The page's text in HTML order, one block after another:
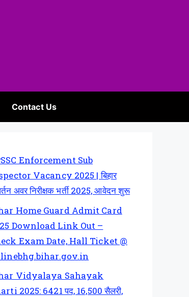
Contact Us
Enforcement Sub
Vacancy 2025 | बिहार
अवर निरीक्षक भर्ती 2025, आवेदन शुरू
Home Guard Admit Card
Download Link Out –
Exam Date, Hall Ticket @
Vidyalaya Sahayak
2025: 6421 पद, 16,500 सैलरी,